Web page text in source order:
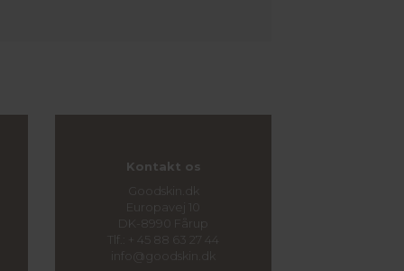
Kontakt os
Goodskin.dk
Europavej 10
DK-8990 Fårup
Tlf.: + 45 88 63 27 44
info@goodskin.dk